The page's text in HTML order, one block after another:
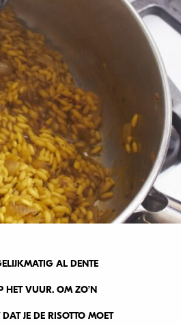
AL DENTE
HET VUUR. OM ZO’N
JE DE RISOTTO MOET